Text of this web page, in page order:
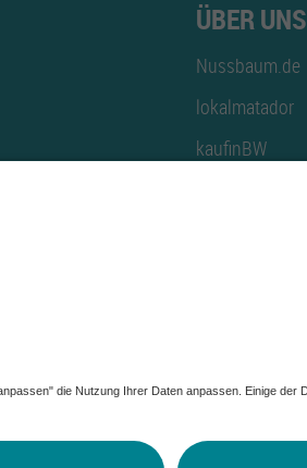
ÜBER UNS
Nussbaum.de
lokalmatador
kaufinBW